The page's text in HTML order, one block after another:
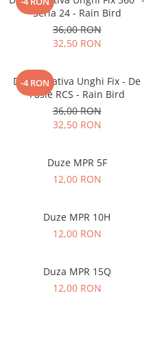
Seria 24 - Rain Bird
36,00 RON
32,50 RON
-4 RON
Duza rotativa Unghi Fix - De
Fasie RCS - Rain Bird
36,00 RON
32,50 RON
Duze MPR 5F
12,00 RON
Duze MPR 10H
12,00 RON
Duza MPR 15Q
12,00 RON